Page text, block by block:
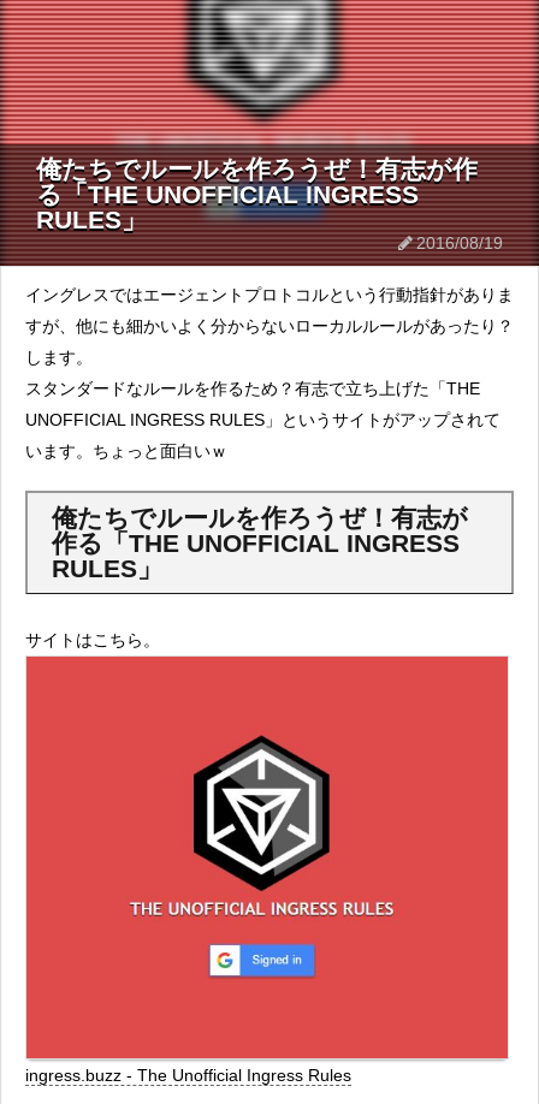
俺たちでルールを作ろうぜ！有志が作
る「THE UNOFFICIAL INGRESS
RULES」
2016/08/19
イングレスではエージェントプロトコルという行動指針がありま
すが、他にも細かいよく分からないローカルルールがあったり？
します。
スタンダードなルールを作るため？有志で立ち上げた「THE
UNOFFICIAL INGRESS RULES」というサイトがアップされて
います。ちょっと面白いｗ
俺たちでルールを作ろうぜ！有志が
作る「THE UNOFFICIAL INGRESS
RULES」
サイトはこちら。
ingress.buzz - The Unofficial Ingress Rules